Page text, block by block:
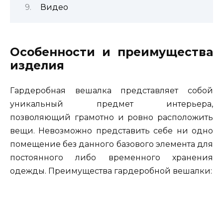
Видео
Особенности и преимущества
изделия
Гардеробная вешалка представляет собой
уникальный предмет интерьера,
позволяющий грамотно и ровно расположить
вещи. Невозможно представить себе ни одно
помещение без данного базового элемента для
постоянного либо временного хранения
одежды. Преимущества гардеробной вешалки: